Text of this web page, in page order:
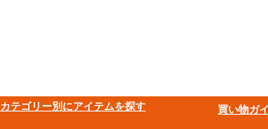
​カテゴリー別にアイテムを探す 買い物ガ